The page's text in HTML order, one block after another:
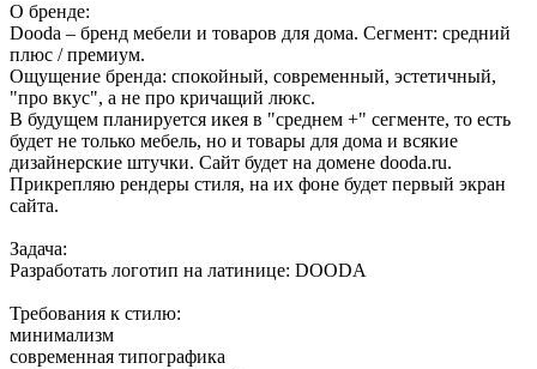
О бренде:
Dooda – бренд мебели и товаров для дома. Сегмент: средний
плюс / премиум.
Ощущение бренда: спокойный, современный, эстетичный,
"про вкус", а не про кричащий люкс.
В будущем планируется икея в "среднем +" сегменте, то есть
будет не только мебель, но и товары для дома и всякие
дизайнерские штучки. Сайт будет на домене dooda.ru.
Прикрепляю рендеры стиля, на их фоне будет первый экран
сайта.
Задача:
Разработать логотип на латинице: DOODA
Требования к стилю:
минимализм
современная типографика